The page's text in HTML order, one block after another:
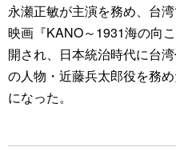
永瀬正敏が主演を務め、台
映画『KANO～1931海の向
開され、日本統治時代に台
の人物・近藤兵太郎役を務
になった。